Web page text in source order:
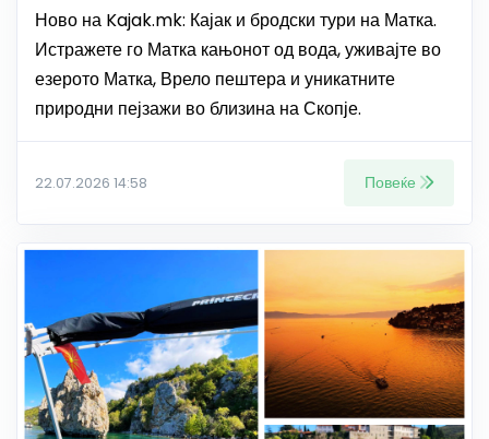
Ново на Kajak.mk: Кајак и бродски тури на Матка.
Истражете го Матка кањонот од вода, уживајте во
езерото Матка, Врело пештера и уникатните
природни пејзажи во близина на Скопје.
22.07.2026 14:58 Повеќе